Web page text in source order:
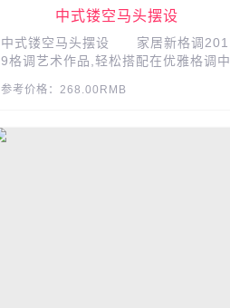
中式镂空马头摆设
中式镂空马头摆设 家居新格调201
9格调艺术作品,轻松搭配在优雅格调中
参考价格：268.00RMB